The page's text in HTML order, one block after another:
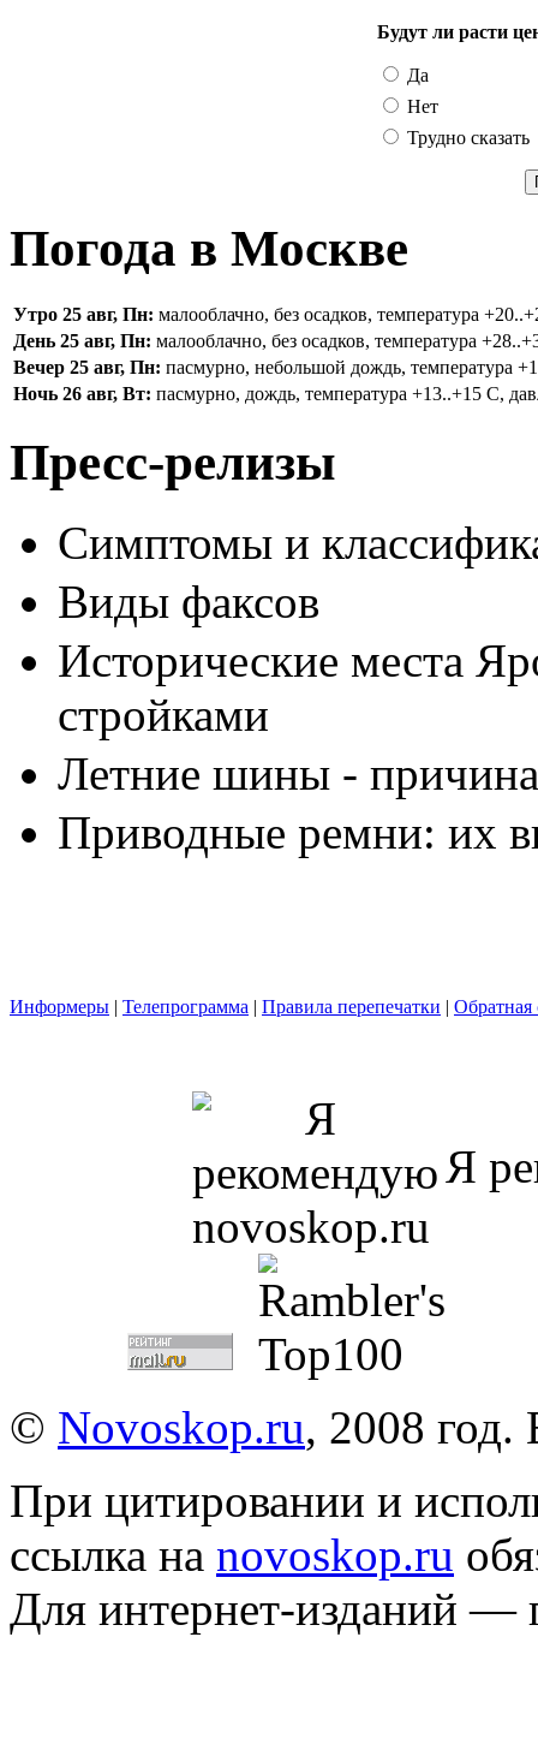
Будут ли расти
Да
Нет
Трудно сказать
Погода в Москве
Утро 25 авг, Пн: малооблачно, без осадков, температура
День 25 авг, Пн: малооблачно, без осадков, температура
Вечер 25 авг, Пн: пасмурно, небольшой дождь, температура
Ночь 26 авг, Вт: пасмурно, дождь, температура +13..+15 С,
Пресс-релизы
Симптомы и
Виды факсов
Исторические места
стройками
Летние шины -
Приводные ремни: их
Информеры | Телепрограмма | Правила перепечатки | Обратная
Я
© Novoskop.ru, 2008
При цитировании и
ссылка на novoskop.ru
Для интернет-изданий —